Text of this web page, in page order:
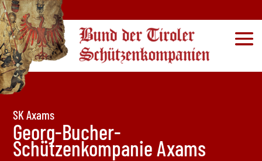
SK Axams
Georg-Bucher-
Schützenkompanie Axams